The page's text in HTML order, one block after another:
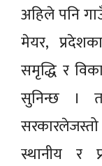
अहिले पनि
मेयर,
समृद्धि र
सुनिन्छ ।
स्थानीय र